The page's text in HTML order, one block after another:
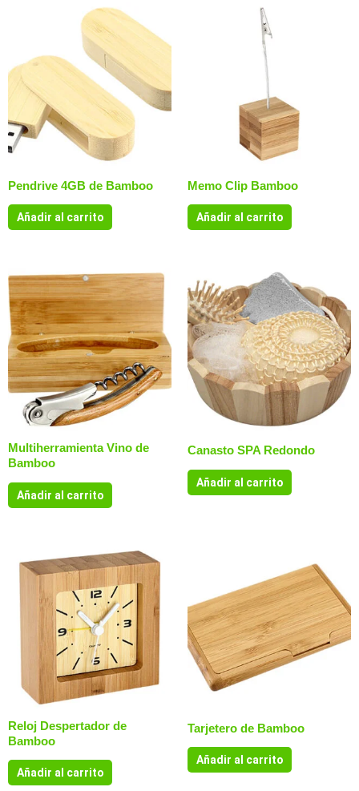
Pendrive 4GB de Bamboo
Añadir al carrito
Memo Clip Bamboo
Añadir al carrito
Multiherramienta Vino de
Bamboo
Añadir al carrito
Canasto SPA Redondo
Añadir al carrito
Reloj Despertador de
Bamboo
Añadir al carrito
Tarjetero de Bamboo
Añadir al carrito